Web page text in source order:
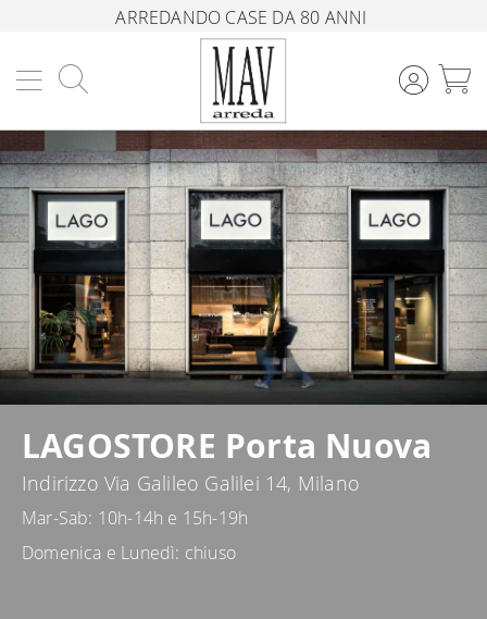
ARREDANDO CASE DA 80 ANNI
LAGOSTORE Porta Nuova
Indirizzo Via Galileo Galilei 14, Milano
Mar-Sab: 10h-14h e 15h-19h
Domenica e Lunedì: chiuso